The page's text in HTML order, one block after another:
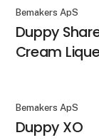
Bemakers ApS
Duppy
Cream
Bemakers ApS
Duppy XO